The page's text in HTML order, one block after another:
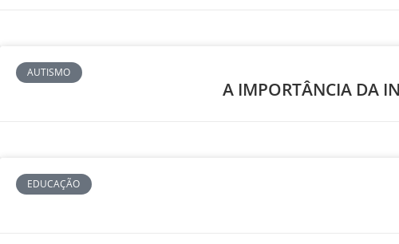
AUTISMO
A IMPORTÂNCIA DA
EDUCAÇÃO